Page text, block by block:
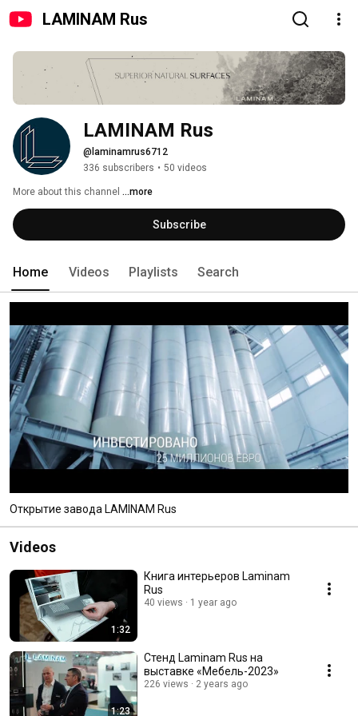
LAMINAM Rus
LAMINAM Rus
@laminamrus6712
336 subscribers • 50 videos
More about this channel ...more
Subscribe
Home Videos Playlists Search
Открытие завода LAMINAM Rus
Videos
1:32
Книга интерьеров Laminam
Rus
40 views 1 year ago
1:23
Стенд Laminam Rus на
выставке «Мебель-2023»
226 views 2 years ago